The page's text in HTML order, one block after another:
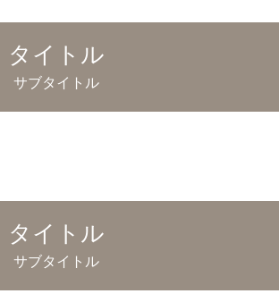
タイトル
サブタイトル
タイトル
サブタイトル